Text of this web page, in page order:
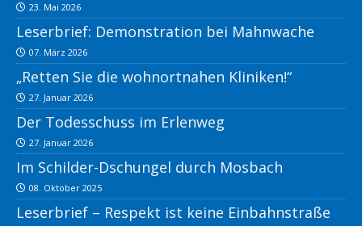
23. Mai 2026
Leserbrief: Demonstration bei Mahnwache
07. März 2026
„Retten Sie die wohnortnahen Kliniken!“
27. Januar 2026
Der Todesschuss im Erlenweg
27. Januar 2026
Im Schilder-Dschungel durch Mosbach
08. Oktober 2025
Leserbrief – Respekt ist keine Einbahnstraße